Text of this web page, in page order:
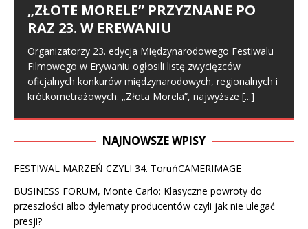
„ZŁOTE MORELE” PRZYZNANE PO
RAZ 23. W EREWANIU
Organizatorzy 23. edycja Międzynarodowego Festiwalu
Filmowego w Erywaniu ogłosili listę zwycięzców
oficjalnych konkurów międzynarodowych, regionalnych i
krótkometrażowych. „Złota Morela”, najwyższe [...]
NAJNOWSZE WPISY
FESTIWAL MARZEŃ CZYLI 34. ToruńCAMERIMAGE
BUSINESS FORUM, Monte Carlo: Klasyczne powroty do
przeszłości albo dylematy producentów czyli jak nie ulegać
presji?